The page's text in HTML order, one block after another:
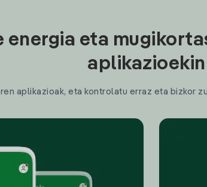
energia eta
aplikazioekin
aplikazioak, eta kontrolatu erraz eta bizkor